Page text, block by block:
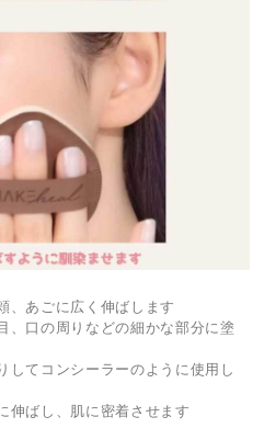
、あごに広く伸ばします
、口の周りなどの細かな部分に塗
してコンシーラーのように使用し
伸ばし、肌に密着させます